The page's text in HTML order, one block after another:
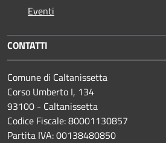
Eventi
CONTATTI
Comune di Caltanissetta
Corso Umberto I, 134
93100 - Caltanissetta
Codice Fiscale: 80001130857
Partita IVA: 00138480850